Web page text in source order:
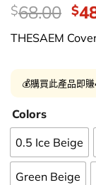
價
錢：
$68.00 $
THESAEM
💰購買此產品即賺
Colors
0.5 Ice Beige
Green Beige